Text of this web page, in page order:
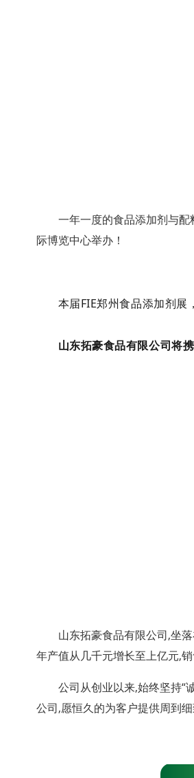
一年一度的食品添加剂与
际博览中心举办！
本届FIE郑州食品添加剂展
山东拓豪食品有限公司将携
山东拓豪食品有限公司,坐
年产值从几千元增长至上亿元,
公司从创业以来,始终坚持“
公司,愿恒久的为客户提供周到